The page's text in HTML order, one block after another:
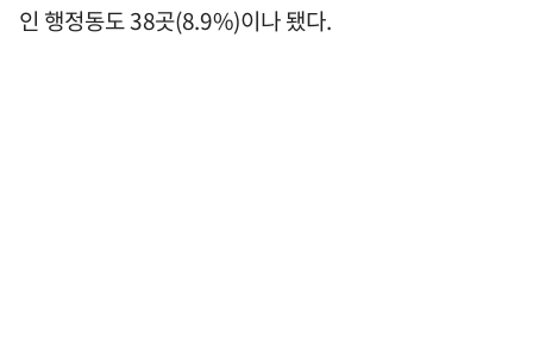
인 행정동도 38곳(8.9%)이나 됐다.